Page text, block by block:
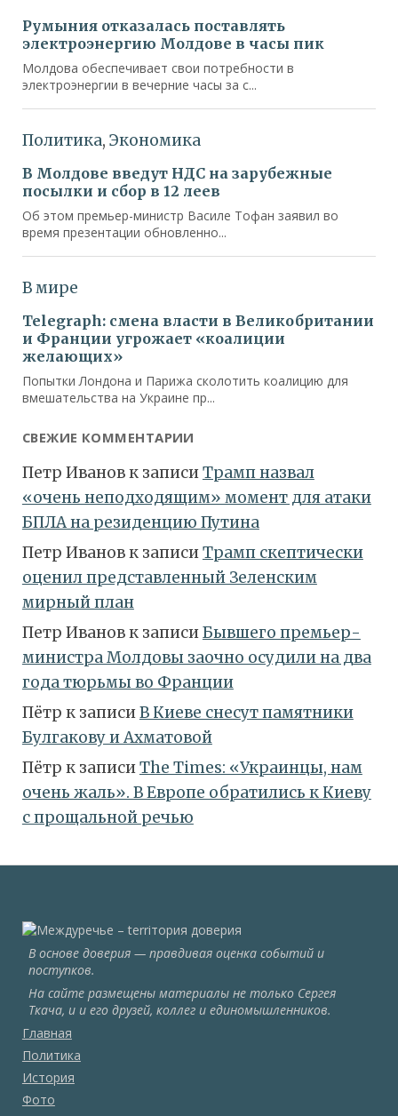
СВЕЖИЕ КОММЕНТАРИИ
Петр Ивановк записиТрамп назвал
«очень неподходящим» момент для атаки
БПЛА на резиденцию Путина
Петр Ивановк записиТрамп скептически
оценил представленный Зеленским
мирный план
Петр Ивановк записиБывшего премьер-
министра Молдовы заочно осудили на два
года тюрьмы во Франции
Пётр к записиВ Киеве снесут памятники
Булгакову и Ахматовой
Пётр к записиТhe Times: «Украинцы, нам
очень жаль». В Европе обратились к Киеву
с прощальной речью
В основе доверия — правдивая оценка событий и
поступков.
На сайте размещены материалы не только Сергея
Ткача, и и его друзей, коллег и единомышленников.
Главная
Политика
История
Фото